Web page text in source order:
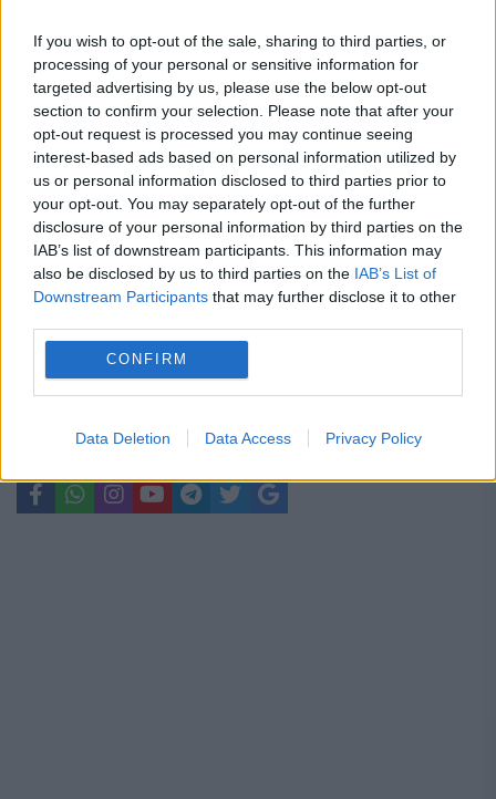
If you wish to opt-out of the sale, sharing to third parties, or
processing of your personal or sensitive information for
targeted advertising by us, please use the below opt-out
section to confirm your selection. Please note that after your
opt-out request is processed you may continue seeing
interest-based ads based on personal information utilized by
us or personal information disclosed to third parties prior to
your opt-out. You may separately opt-out of the further
disclosure of your personal information by third parties on the
IAB’s list of downstream participants. This information may
also be disclosed by us to third parties on the IAB’s List of
Downstream Participants that may further disclose it to other
CONFIRM
Data Deletion Data Access Privacy Policy
siguranță pentru piața de energie
electrică. Transelectrica poate limita
consumul între orele 19:00 și 23:00 dacă
apar deficite în sistem
Waze ar putea pierde avertizările
despre radare și filtre de poliție. Statele
UE vor decide dacă impun interdicția
unatc